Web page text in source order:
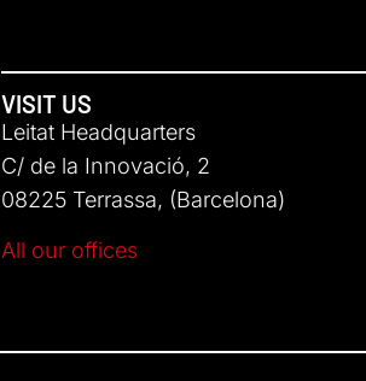
VISIT US
Leitat Headquarters
C/ de la Innovació, 2
08225 Terrassa, (Barcelona)
All our offices